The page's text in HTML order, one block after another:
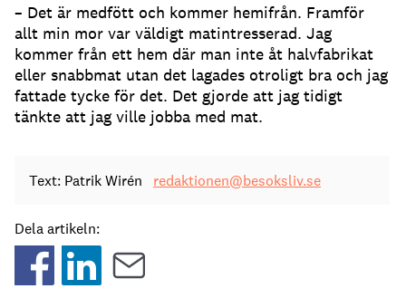
– Det är medfött och kommer hemifrån. Framför
allt min mor var väldigt matintresserad. Jag
kommer från ett hem där man inte åt halvfabrikat
eller snabbmat utan det lagades otroligt bra och jag
fattade tycke för det. Det gjorde att jag tidigt
tänkte att jag ville jobba med mat.
Text: Patrik Wirén redaktionen@besoksliv.se
Dela artikeln: